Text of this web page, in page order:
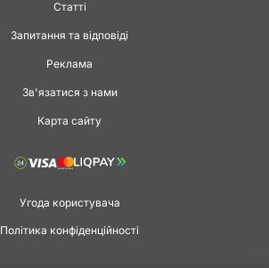
Статті
Запитання та відповіді
Реклама
Зв'язатися з нами
Карта сайту
Угода користувача
Політика конфіденційності